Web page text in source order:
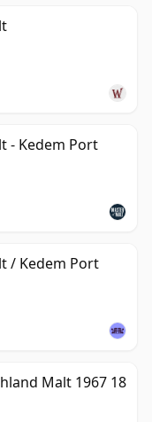
- Kedem Port
/ Kedem Port
Malt 1967 18